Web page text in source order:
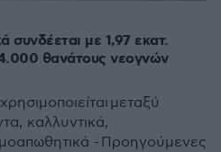
συνδέεται με 1,97 εκατ.
θανάτους νεογνών
μεταξύ
καλλυντικά,
- Προηγούμενες